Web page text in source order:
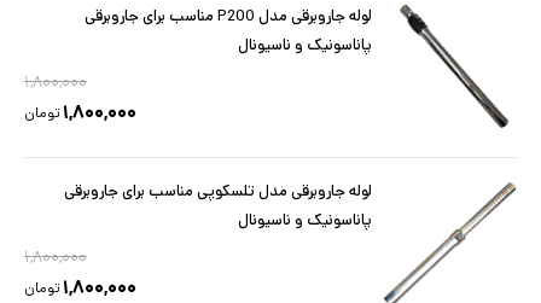
لوله جاروبرقی مدل P200 مناسب برای جاروبرقی
پاناسونیک و ناسیونال
۱,۸۰۰,۰۰۰
۱,۸۰۰,۰۰۰ تومان
لوله جاروبرقی مدل تلسکوپی مناسب برای جاروبرقی
پاناسونیک و ناسیونال
۱,۸۰۰,۰۰۰
۱,۸۰۰,۰۰۰ تومان